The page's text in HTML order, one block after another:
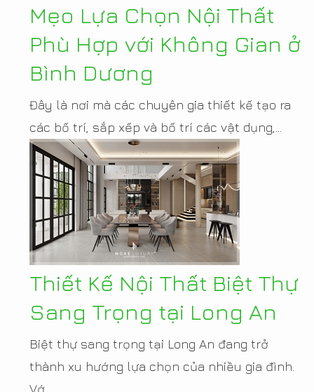
Mẹo Lựa Chọn Nội Thất
Phù Hợp với Không Gian ở
Bình Dương
Đây là nơi mà các chuyên gia thiết kế tạo ra
các bố trí, sắp xếp và bố trí các vật dụng,...
Thiết Kế Nội Thất Biệt Thự
Sang Trọng tại Long An
Biệt thự sang trọng tại Long An đang trở
thành xu hướng lựa chọn của nhiều gia đình.
Vớ...